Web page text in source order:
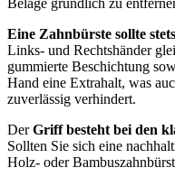
Beläge gründlich zu
Eine Zahnbürste sollte
Links- und Rechtshänder
gummierte Beschichtung
Hand eine Extrahalt, was
zuverlässig verhindert.
DerGriff besteht bei den
Sollten Sie sich eine
Holz- oder